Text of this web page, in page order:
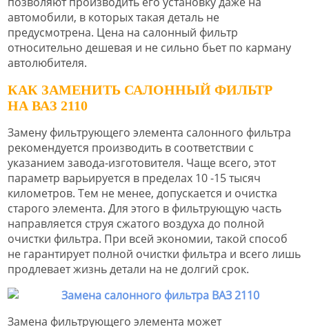
автомобили, в которых такая деталь не
предусмотрена. Цена на салонный фильтр
относительно дешевая и не сильно бьет по карману
автолюбителя.
КАК ЗАМЕНИТЬ САЛОННЫЙ ФИЛЬТР
НА ВАЗ 2110
Замену фильтрующего элемента салонного фильтра
рекомендуется производить в соответствии с
указанием завода-изготовителя. Чаще всего, этот
параметр варьируется в пределах 10 -15 тысяч
километров. Тем не менее, допускается и очистка
старого элемента. Для этого в фильтрующую часть
направляется струя сжатого воздуха до полной
очистки фильтра. При всей экономии, такой способ
не гарантирует полной очистки фильтра и всего лишь
продлевает жизнь детали на не долгий срок.
Замена фильтрующего элемента может